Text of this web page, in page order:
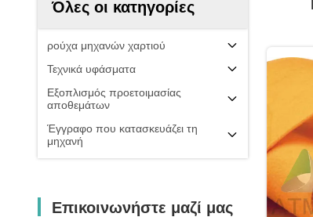
Όλες οι κατηγορίες
ρούχα μηχανών χαρτιού
Τεχνικά υφάσματα
Εξοπλισμός προετοιμασίας
αποθεμάτων
Έγγραφο που κατασκευάζει τη
μηχανή
Επικοινωνήστε μαζί μας